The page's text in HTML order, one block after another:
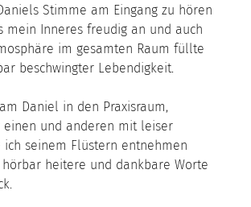
Stimme am Eingang zu hören
mein Inneres freudig an und auch
im gesamten Raum füllte
beschwingter Lebendigkeit.
Daniel in den Praxisraum,
einen und anderen mit leiser
ich seinem Flüstern entnehmen
heitere und dankbare Worte